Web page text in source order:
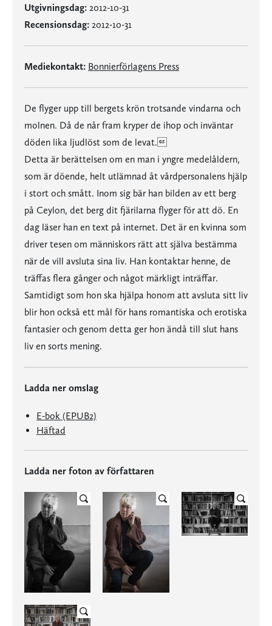
Utgivningsdag: 2012-10-31
Recensionsdag: 2012-10-31
Mediekontakt: Bonnierförlagens Press
De flyger upp till bergets krön trotsande vindarna och
molnen. Då de når fram kryper de ihop och inväntar
döden lika ljudlöst som de levat.
Detta är berättelsen om en man i yngre medelåldern,
som är döende, helt utlämnad åt vårdpersonalens hjälp
i stort och smått. Inom sig bär han bilden av ett berg
på Ceylon, det berg dit fjärilarna flyger för att dö. En
dag läser han en text på internet. Det är en kvinna som
driver tesen om människors rätt att själva bestämma
när de vill avsluta sina liv. Han kontaktar henne, de
träffas flera gånger och något märkligt inträffar.
Samtidigt som hon ska hjälpa honom att avsluta sitt liv
blir hon också ett mål för hans romantiska och erotiska
fantasier och genom detta ger hon ändå till slut hans
liv en sorts mening.
Ladda ner omslag
E-bok (EPUB2)
Häftad
Ladda ner foton av författaren